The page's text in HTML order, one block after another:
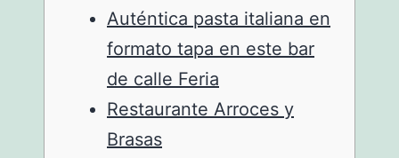
Auténtica pasta italiana en
formato tapa en este bar
de calle Feria
Restaurante Arroces y
Brasas